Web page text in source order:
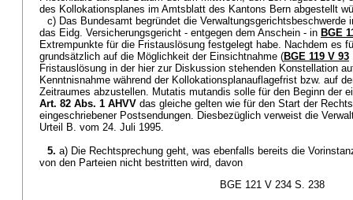
des Kollokationsplanes im Amtsblatt des Kantons Bern abgestellt
c) Das Bundesamt begründet die Verwaltungsgerichtsbeschwerde
das Eidg. Versicherungsgericht - entgegen dem Anschein - in BGE
Extrempunkte für die Fristauslösung festgelegt habe. Nachdem es
grundsätzlich auf die Möglichkeit der Einsichtnahme (BGE 119 V 93
Fristauslösung in der hier zur Diskussion stehenden Konstellation
Kenntnisnahme während der Kollokationsplanauflagefrist bzw. auf
Zeitraumes abzustellen. Mutatis mutandis solle für den Beginn der
Art. 82 Abs. 1 AHVV das gleiche gelten wie für den Start der
eingeschriebener Postsendungen. Diesbezüglich verweist die
Urteil B. vom 24. Juli 1995.
5. a) Die Rechtsprechung geht, was ebenfalls bereits die
von den Parteien nicht bestritten wird, davon
BGE 121 V 234 S. 238